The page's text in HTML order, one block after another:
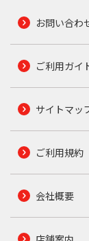
お問い合わ
ご利用ガイ
サイトマッ
ご利用規約
会社概要